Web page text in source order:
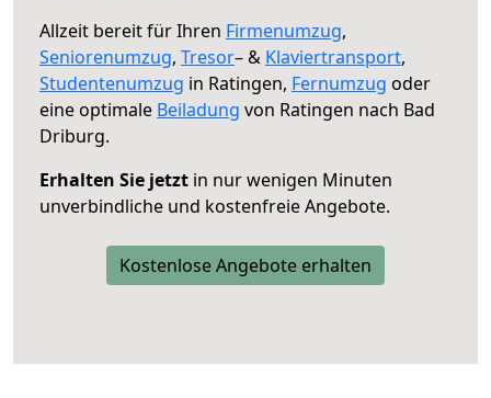
Allzeit bereit für Ihren Firmenumzug,
Seniorenumzug, Tresor– & Klaviertransport,
Studentenumzug in Ratingen, Fernumzug oder
eine optimale Beiladung von Ratingen nach Bad
Driburg.
Erhalten Sie jetzt in nur wenigen Minuten
unverbindliche und kostenfreie Angebote.
Kostenlose Angebote erhalten